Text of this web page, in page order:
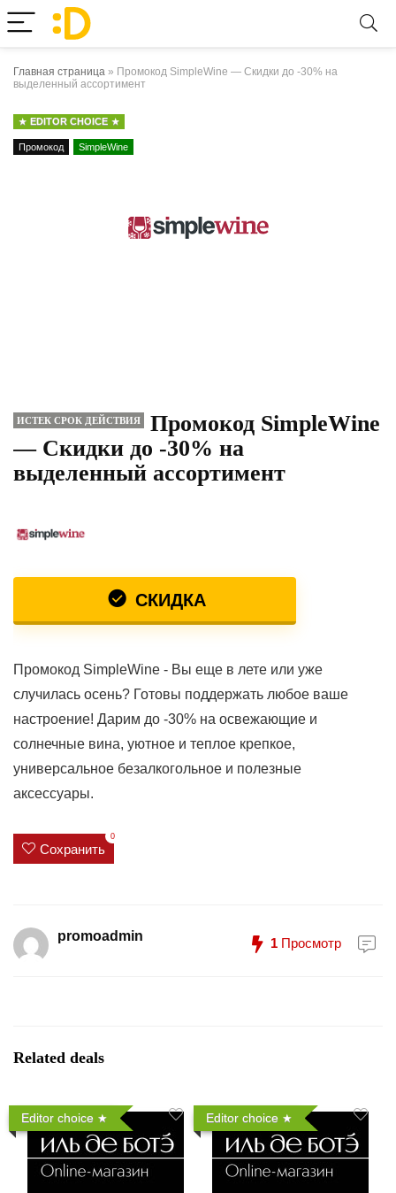
Главная страница » Промокод SimpleWine — Скидки до -30% на
выделенный ассортимент
EDITOR CHOICE
Промокод SimpleWine
ИСТЕК СРОК ДЕЙСТВИЯ
Промокод SimpleWine
— Скидки до -30% на
выделенный ассортимент
СКИДКА
Промокод SimpleWine - Вы еще в лете или уже
случилась осень? Готовы поддержать любое ваше
настроение! Дарим до -30% на освежающие и
солнечные вина, уютное и теплое крепкое,
универсальное безалкогольное и полезные
аксессуары.
Сохранить
0
promoadmin 1 Просмотр
Related deals
Editor choice Editor choice